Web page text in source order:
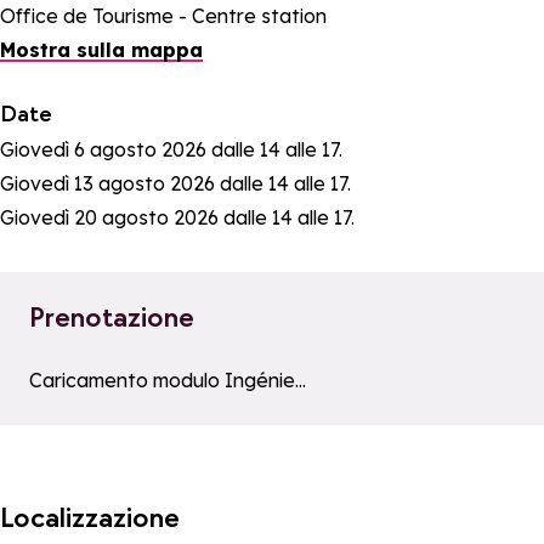
Office de Tourisme - Centre station
Mostra sulla mappa
Date
Giovedì 6 agosto 2026 dalle 14 alle 17.
Giovedì 13 agosto 2026 dalle 14 alle 17.
Giovedì 20 agosto 2026 dalle 14 alle 17.
Prenotazione
a11y_module_ingenie_texte
Caricamento modulo Ingénie...
Localizzazione